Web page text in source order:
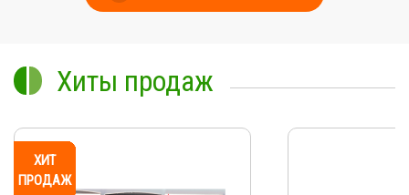
Хиты продаж
ХИТ
ПРОДАЖ
ХИТ
ПРОДАЖ
ХИТ
ПРОДАЖ
ХИТ
ПРОДАЖ
ХИТ
ПРОДАЖ
ХИТ
ПРОДАЖ
ХИТ
ПРОДАЖ
ХИТ
ПРОДАЖ
ХИТ
ПРОДАЖ
ХИТ
ПРОДАЖ